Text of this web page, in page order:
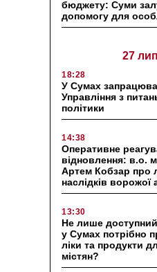
бюджету: Суми
допомогу для
27
18:28
У Сумах
Управління з
політики
14:38
Оперативне
відновлення: в.о.
Артем Кобзар про
наслідків ворожої
13:30
Не лише
у Сумах потрібно
ліки та продукти
містян?